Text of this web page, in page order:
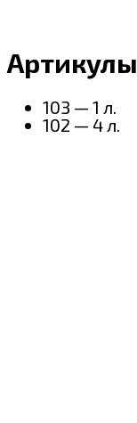
Артикулы
103 — 1 л.
102 — 4 л.